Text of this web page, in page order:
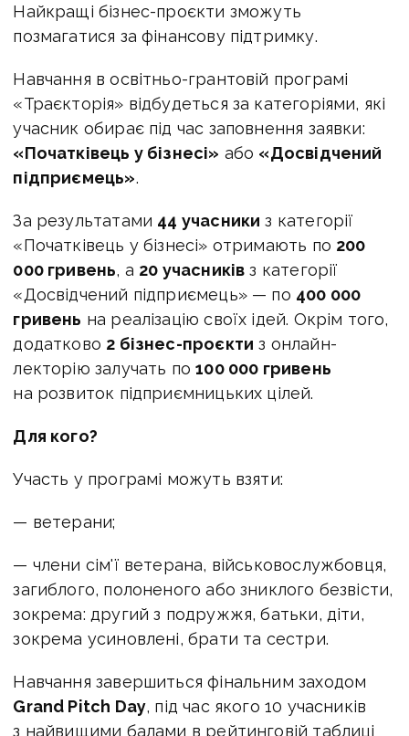
Найкращі бізнес-проєкти зможуть
позмагатися за фінансову підтримку.
Навчання в освітньо-грантовій програмі
«Траєкторія» відбудеться за категоріями, які
учасник обирає під час заповнення заявки:
«Початківець у бізнесі» або «Досвідчений
підприємець».
За результатами 44 учасники з категорії
«Початківець у бізнесі» отримають по 200
000 гривень, а 20 учасників з категорії
«Досвідчений підприємець» — по 400 000
гривень на реалізацію своїх ідей. Окрім того,
додатково 2 бізнес-проєкти з онлайн-
лекторію залучать по100 000 гривень
на розвиток підприємницьких цілей.
Для кого?
Участь у програмі можуть взяти:
— ветерани;
— члени сім'ї ветерана, військовослужбовця,
загиблого, полоненого або зниклого безвісти,
зокрема: другий з подружжя, батьки, діти,
зокрема усиновлені, брати та сестри.
Навчання завершиться фінальним заходом
Grand Pitch Day, під час якого 10 учасників
з найвищими балами в рейтинговій таблиці